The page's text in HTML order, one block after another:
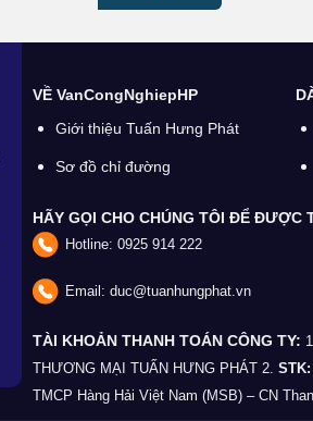
VỀ VanCongNghiepHP
Giới thiệu Tuấn Hưng Phát
Sơ đồ chỉ đường
HÃY GỌI CHO CHÚNG TÔI ĐỂ ĐƯỢC
Hotline: 0925 914 222
Email: duc@tuanhungphat.vn
TÀI KHOẢN THANH TOÁN CÔNG TY:
THƯƠNG MẠI TUẤN HƯNG PHÁT 2. STK:
TMCP Hàng Hải Việt Nam (MSB) – CN